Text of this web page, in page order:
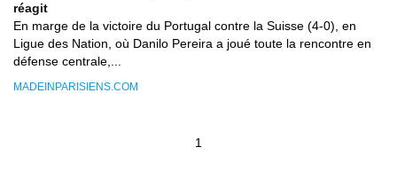
réagit
En marge de la victoire du Portugal contre la Suisse (4-0), en
Ligue des Nation, où Danilo Pereira a joué toute la rencontre en
défense centrale,...
MADEINPARISIENS.COM
1